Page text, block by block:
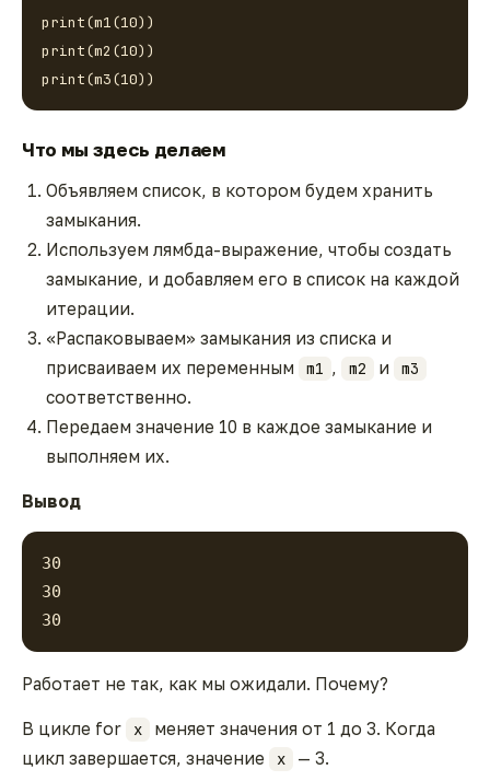
print(m1(10))
print(m2(10))
print(m3(10))
Что мы здесь делаем
Объявляем список, в котором будем хранить
замыкания.
Используем лямбда-выражение, чтобы создать
замыкание, и добавляем его в список на каждой
итерации.
«Распаковываем» замыкания из списка и
присваиваем их переменным
m1 , m2 и
m3
соответственно.
Передаем значение 10 в каждое замыкание и
выполняем их.
Вывод
30
30
30
Работает не так, как мы ожидали. Почему?
В цикле for x
меняет значения от 1 до 3. Когда
цикл завершается, значение
x — 3.